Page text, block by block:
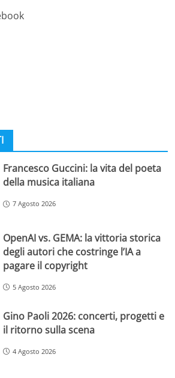
Francesco Guccini: la vita del poeta
della musica italiana
7 Agosto 2026
OpenAI vs. GEMA: la vittoria storica
degli autori che costringe l’IA a
pagare il copyright
5 Agosto 2026
Gino Paoli 2026: concerti, progetti e
il ritorno sulla scena
4 Agosto 2026